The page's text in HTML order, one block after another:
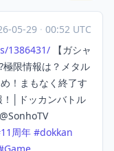
05-29 · 00:52 UTC
1386431/ 【ガシャ
限情報は？メタル
！まもなく終了す
！│ドッカンバトル
11周年 #dokkan